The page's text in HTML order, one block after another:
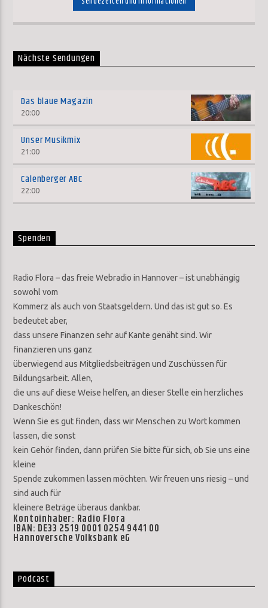
Nächste Sendungen
Das blaue Magazin
20:00
Unser Musikmix
21:00
Calenberger ABC
22:00
Spenden
Radio Flora – das freie Webradio in Hannover – ist unabhängig
sowohl vom
Kommerz als auch von Staatsgeldern. Und das ist gut so. Es
bedeutet aber,
dass unsere Finanzen sehr auf Kante genäht sind. Wir
finanzieren uns ganz
überwiegend aus Mitgliedsbeiträgen und Zuschüssen für
Bildungsarbeit. Allen,
die uns auf diese Weise helfen, an dieser Stelle ein herzliches
Dankeschön!
Wenn Sie es gut finden, dass wir Menschen zu Wort kommen
lassen, die sonst
kein Gehör finden, dann prüfen Sie bitte für sich, ob Sie uns eine
kleine
Spende zukommen lassen möchten. Wir freuen uns riesig – und
sind auch für
kleinere Beträge überaus dankbar.
Kontoinhaber: Radio Flora
IBAN: DE33 2519 0001 0254 9441 00
Hannoversche Volksbank eG
Podcast